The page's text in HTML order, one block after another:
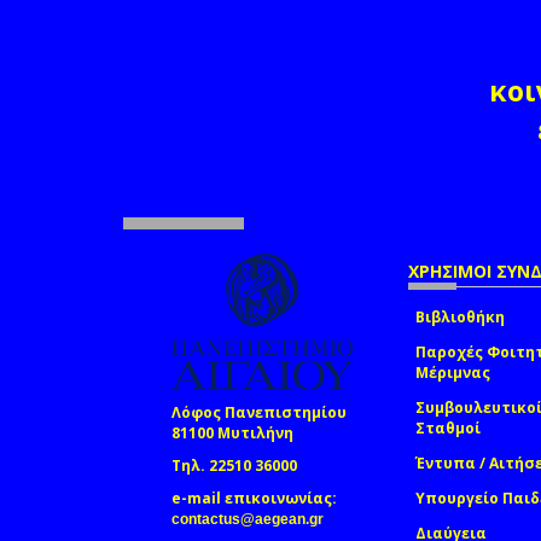
Λόφος Πανεπιστημίου
81100 Μυτιλήνη
Τηλ. 22510 36000
e-mail επικοινωνίας:
contactus@aegean.gr
ΧΡΗΣΙΜΟΙ
Βιβλιοθήκη
Παροχές
Μέριμνας
Συμβουλευτικοί
Σταθμοί
Έντυπα /
Υπουργείο
Διαύγεια